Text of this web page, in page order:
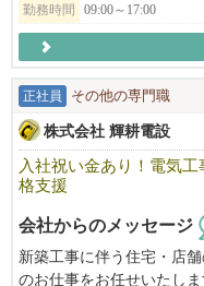
子どもたちの生活支援に
ださい！
♢♢♢♢♢♢
放課後等デイサービス
niconicoしおみ教室
千葉県木更津市潮見2-2-2
☎0438-25-8181
♢♢♢♢♢♢
勤務時間
09:00～17:00
正社員 その他の専門職
株式会社 輝耕電設
入社祝い金あり！電気
格支援
会社からのメッセージ
新築工事に伴う住宅・店
のお仕事をお任せいたしま